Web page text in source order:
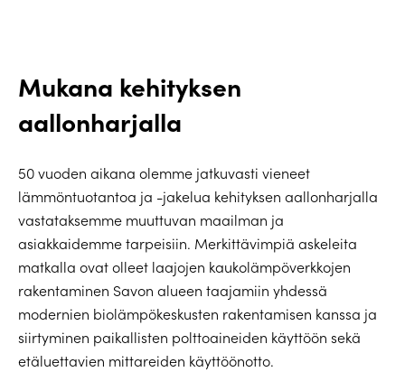
Mukana kehityksen
aallonharjalla
50 vuoden aikana olemme jatkuvasti vieneet
lämmöntuotantoa ja -jakelua kehityksen aallonharjalla
vastataksemme muuttuvan maailman ja
asiakkaidemme tarpeisiin. Merkittävimpiä askeleita
matkalla ovat olleet laajojen kaukolämpöverkkojen
rakentaminen Savon alueen taajamiin yhdessä
modernien biolämpökeskusten rakentamisen kanssa ja
siirtyminen paikallisten polttoaineiden käyttöön sekä
etäluettavien mittareiden käyttöönotto.